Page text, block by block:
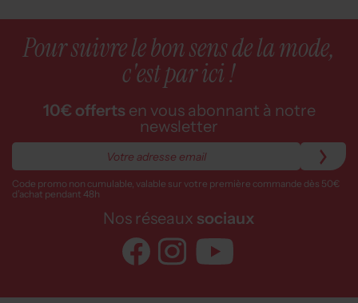
Pour suivre le bon sens de la mode,
c'est par ici !
10€ offerts en vous abonnant à notre
newsletter
Code promo non cumulable, valable sur votre première commande dès 50€
d’achat pendant 48h
Nos réseaux sociaux